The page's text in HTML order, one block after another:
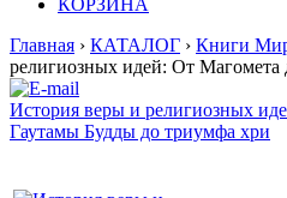
КОРЗИНА
Главная › КАТАЛОГ › Книги
религиозных идей: От Магомета
История веры и религиозных
Гаутамы Будды до триумфа хри